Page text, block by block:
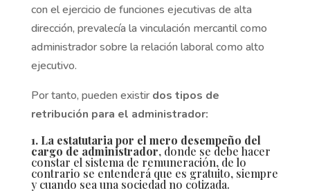
con el ejercicio de funciones ejecutivas de alta
dirección, prevalecía la vinculación mercantil como
administrador sobre la relación laboral como alto
ejecutivo.
Por tanto, pueden existirdos tipos de
retribución para el administrador:
1. La estatutaria por el mero desempeño del
cargo de administrador, donde se debe hacer
constar el sistema de remuneración, de lo
contrario se entenderá que es gratuito, siempre
y cuando sea una sociedad no cotizada.